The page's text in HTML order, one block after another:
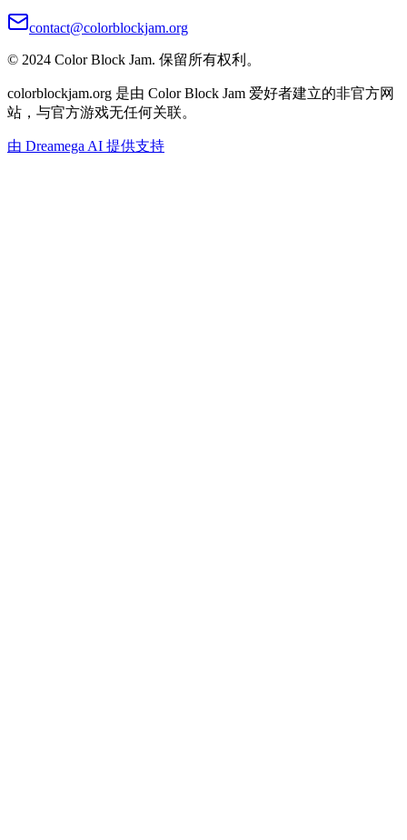
contact@colorblockjam.org
© 2024 Color Block Jam. 保留所有权利。
colorblockjam.org 是由 Color Block Jam 爱好者建立的非官方网
站，与官方游戏无任何关联。
由 Dreamega AI 提供支持